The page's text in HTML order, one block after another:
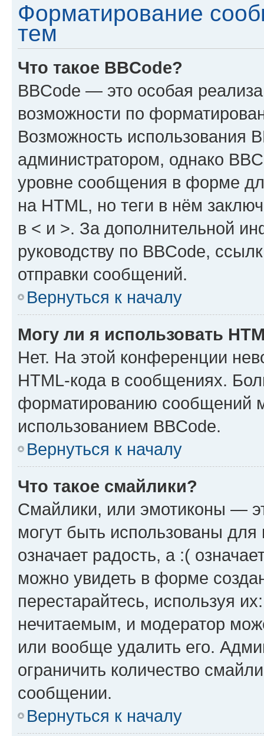
Форматирование
тем
Что такое BBCode?
BBCode — это особая
возможности по
Возможность использования
администратором, однако
уровне сообщения в форме
на HTML, но теги в нём
в < и >. За дополнительной
руководству по BBCode,
отправки сообщений.
Вернуться к началу
Могу ли я использовать
Нет. На этой конференции
HTML-кода в сообщениях.
форматированию сообщений
использованием BBCode.
Вернуться к началу
Что такое смайлики?
Смайлики, или эмотиконы —
могут быть использованы
означает радость, а :(
можно увидеть в форме
перестарайтесь, используя
нечитаемым, и модератор
или вообще удалить его.
ограничить количество
сообщении.
Вернуться к началу